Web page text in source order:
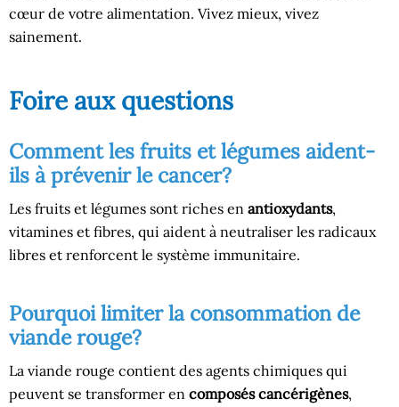
cœur de votre alimentation. Vivez mieux, vivez
sainement.
Foire aux questions
Comment les fruits et légumes aident-
ils à prévenir le cancer?
Les fruits et légumes sont riches en antioxydants,
vitamines et fibres, qui aident à neutraliser les radicaux
libres et renforcent le système immunitaire.
Pourquoi limiter la consommation de
viande rouge?
La viande rouge contient des agents chimiques qui
peuvent se transformer en composés cancérigènes,